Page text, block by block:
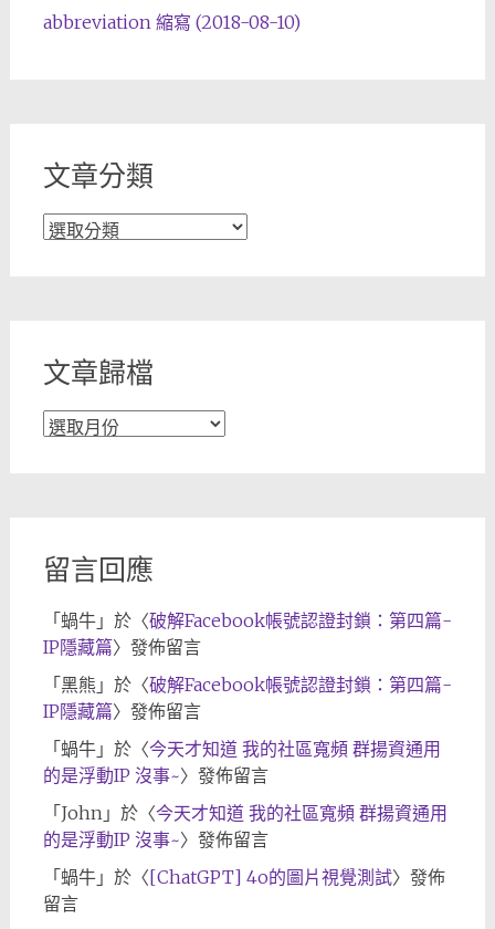
abbreviation 縮寫 (2018-08-10)
文章分類
文
文章歸檔
文
留言回應
「 蝸牛」於〈破解Facebook帳號認證封鎖：第四篇-
IP隱藏篇〉發佈留言
「 黑熊 」於〈破解Facebook帳號認證封鎖：第四篇-
IP隱藏篇〉發佈留言
「 蝸牛」於〈今天才知道 我的社區寬頻 群揚資通用
的是浮動IP 沒事~〉發佈留言
「 John」於〈今天才知道 我的社區寬頻 群揚資通用
的是浮動IP 沒事~〉發佈留言
「 蝸牛」於〈[ChatGPT] 4o的圖片視覺測試〉發佈
留言